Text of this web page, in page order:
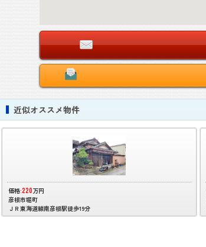
近似オススメ物件
価格:220万円
彦根市堀町
ＪＲ東海道線南彦根駅徒歩19分